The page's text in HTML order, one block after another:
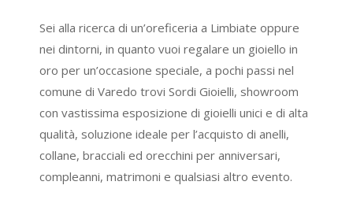
Sei alla ricerca di un’oreficeria a Limbiate oppure
nei dintorni, in quanto vuoi regalare un gioiello in
oro per un’occasione speciale, a pochi passi nel
comune di Varedo trovi Sordi Gioielli, showroom
con vastissima esposizione di gioielli unici e di alta
qualità, soluzione ideale per l’acquisto di anelli,
collane, bracciali ed orecchini per anniversari,
compleanni, matrimoni e qualsiasi altro evento.